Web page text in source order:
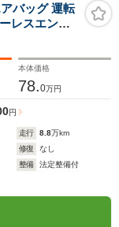
バッグ 運転
レスエント
/ユーザー買
ト
本体価格
78.0万円
円
走行 8.8万km
修復
なし
整備
法定整備付